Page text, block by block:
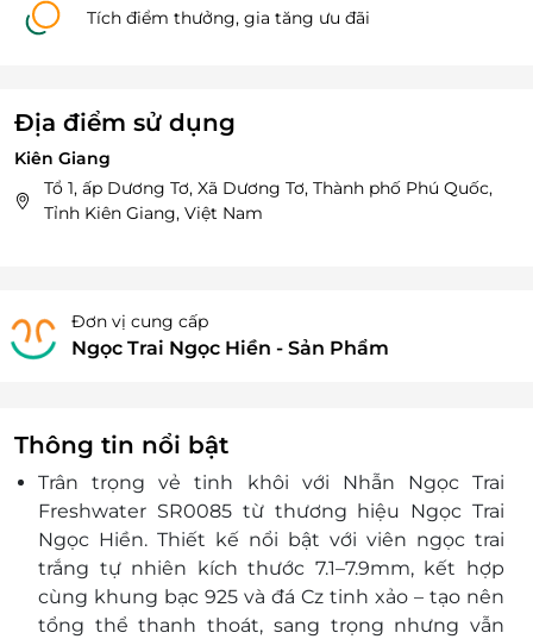
Tích điểm thưởng, gia tăng ưu đãi
Địa điểm sử dụng
Kiên Giang
Tổ 1, ấp Dương Tơ, Xã Dương Tơ, Thành phố Phú Quốc,
Tỉnh Kiên Giang, Việt Nam
Đơn vị cung cấp
Ngọc Trai Ngọc Hiền - Sản Phẩm
Thông tin nổi bật
Trân trọng vẻ tinh khôi với Nhẫn Ngọc Trai
Freshwater SR0085 từ thương hiệu Ngọc Trai
Ngọc Hiền. Thiết kế nổi bật với viên ngọc trai
trắng tự nhiên kích thước 7.1–7.9mm, kết hợp
cùng khung bạc 925 và đá Cz tinh xảo – tạo nên
tổng thể thanh thoát, sang trọng nhưng vẫn